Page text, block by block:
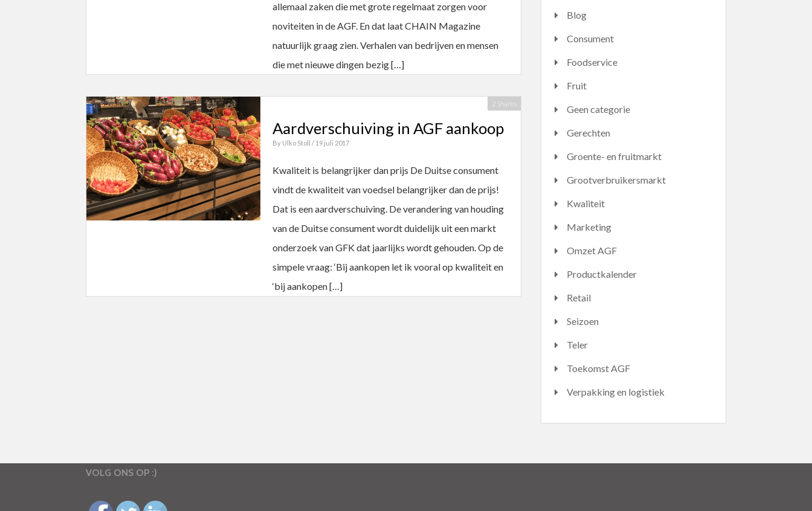
allemaal zaken die met grote regelmaat zorgen voor
noviteiten in de AGF. En dat laat CHAIN Magazine
natuurlijk graag zien. Verhalen van bedrijven en mensen
die met nieuwe dingen bezig […]
2 Shares
Aardverschuiving in AGF aankoop
By Ulko Stoll / 19 juli 2017
Kwaliteit is belangrijker dan prijs De Duitse consument
vindt de kwaliteit van voedsel belangrijker dan de prijs!
Dat is een aardverschuiving. De verandering van houding
van de Duitse consument wordt duidelijk uit een markt
onderzoek van GFK dat jaarlijks wordt gehouden. Op de
simpele vraag: ‘Bij aankopen let ik vooral op kwaliteit en
‘bij aankopen […]
Blog
Consument
Foodservice
Fruit
Geen categorie
Gerechten
Groente- en fruitmarkt
Grootverbruikersmarkt
Kwaliteit
Marketing
Omzet AGF
Productkalender
Retail
Seizoen
Teler
Toekomst AGF
Verpakking en logistiek
VOLG ONS OP :)